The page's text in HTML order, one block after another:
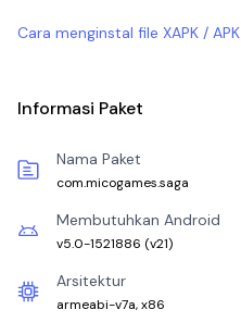
Cara menginstal file XAPK / APK
Informasi Paket
Nama Paket
com.micogames.saga
Membutuhkan Android
v5.0-1521886 (v21)
Arsitektur
armeabi-v7a, x86